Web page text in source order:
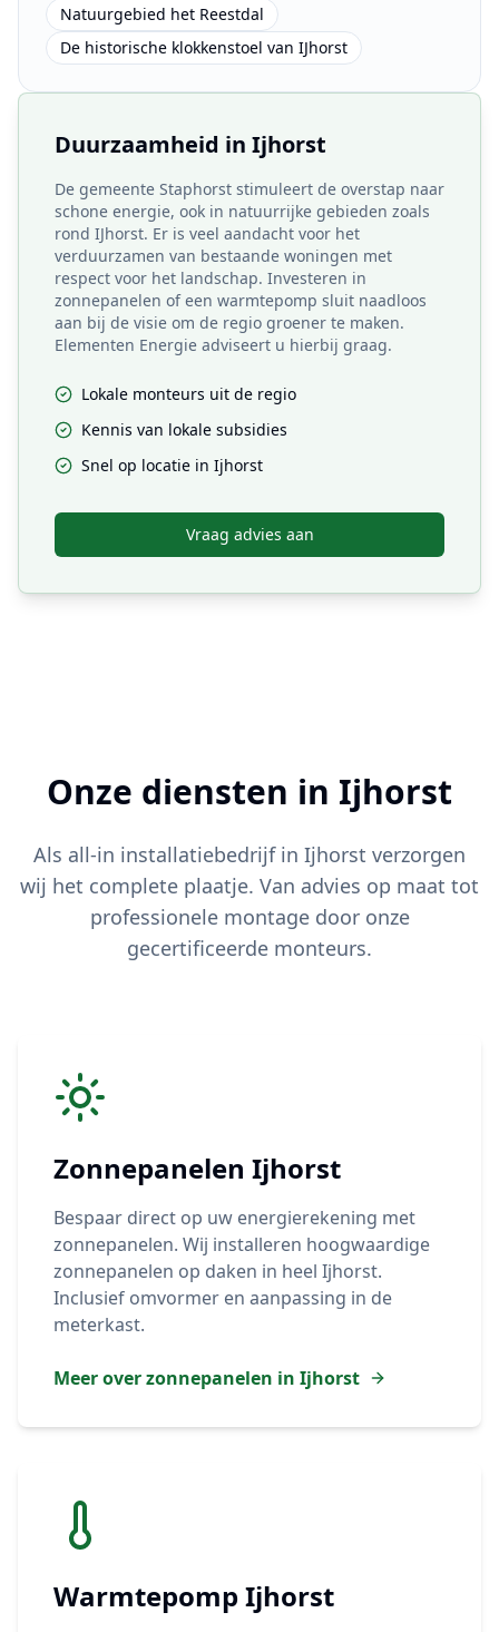
Natuurgebied het Reestdal
De historische klokkenstoel van IJhorst
Duurzaamheid in Ijhorst
De gemeente Staphorst stimuleert de overstap naar
schone energie, ook in natuurrijke gebieden zoals
rond IJhorst. Er is veel aandacht voor het
verduurzamen van bestaande woningen met
respect voor het landschap. Investeren in
zonnepanelen of een warmtepomp sluit naadloos
aan bij de visie om de regio groener te maken.
Elementen Energie adviseert u hierbij graag.
Lokale monteurs uit de regio
Kennis van lokale subsidies
Snel op locatie in Ijhorst
Vraag advies aan
Onze diensten in Ijhorst
Als all-in installatiebedrijf in Ijhorst verzorgen
wij het complete plaatje. Van advies op maat tot
professionele montage door onze
gecertificeerde monteurs.
Zonnepanelen Ijhorst
Bespaar direct op uw energierekening met
zonnepanelen. Wij installeren hoogwaardige
zonnepanelen op daken in heel Ijhorst.
Inclusief omvormer en aanpassing in de
meterkast.
Meer over zonnepanelen in Ijhorst
WarmtepompIjhorst